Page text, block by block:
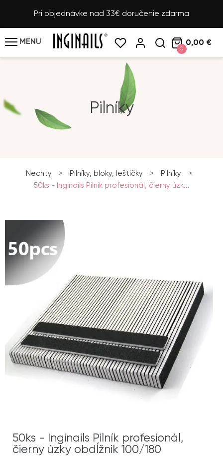
Pri objednávke nad 33€ doručenie zdarma
MENU
0
0,00 €
Pilníky
Nechty > Pilníky, bloky, leštičky > Pilníky
>
50ks - Inginails Pilník profesionál, čierny úzk...
50ks - Inginails Pilník profesionál,
čierny úzky obdĺžnik 100/180